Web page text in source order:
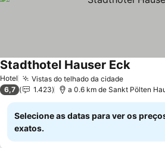
Hotel Vistas do telhado da cidadeVer preços
Stadthotel Hauser EckVer
6,7 1.423 a 0.6 km de Sankt Pölten
Selecione as datas para ver os
exatos.